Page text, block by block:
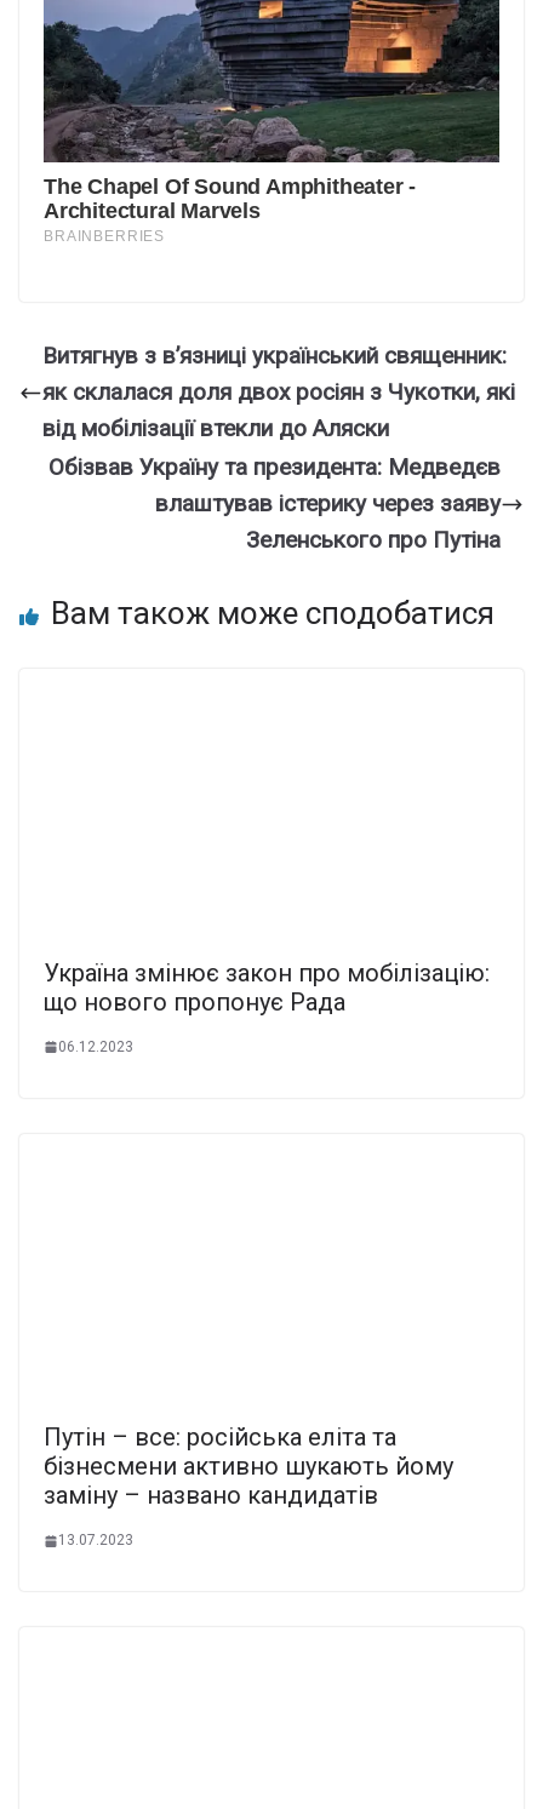
Витягнув з вʼязниці український священник:
як склалася доля двох росіян з Чукотки, які
від мобілізації втекли до Аляски
Обізвав Україну та президента: Медведєв
влаштував істерику через заяву
Зеленського про Путіна
Вам також може сподобатися
Україна змінює закон про мобілізацію:
що нового пропонує Рада
06.12.2023
Путін – все: російська еліта та
бізнесмени активно шукають йому
заміну – названо кандидатів
13.07.2023